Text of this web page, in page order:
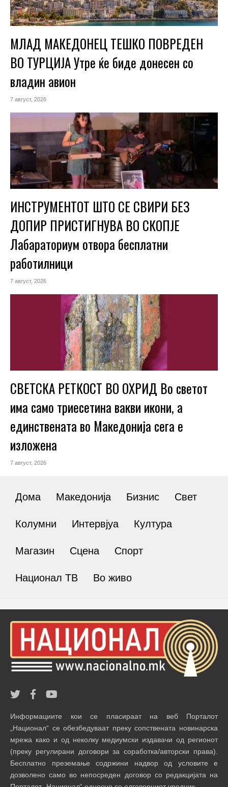
МЛАД МАКЕДОНЕЦ ТЕШКО ПОВРЕДЕН
ВО ТУРЦИЈА Утре ќе биде донесен со
владин авион
7 август, 2026
ИНСТРУМЕНТОТ ШТО СЕ СВИРИ БЕЗ
ДОПИР ПРИСТИГНУВА ВО СКОПЈЕ
Лабараториум отвора бесплатни
работилници
7 август, 2026
СВЕТСКА РЕТКОСТ ВО ОХРИД Во светот
има само триесетина вакви икони, а
единствената во Македонија сега е
изложена
7 август, 2026
Дома Македонија Бизнис Свет
Колумни Интервјуа Култура
Магазин Сцена Спорт
Национал ТВ Во живо
Информациите кои се пласираат на веб Порталот
„Национал“ се обезбедуваат преку сопствената новинарска
мрежа како и од неколку медиумски издавачи од регионот
(преку регулирани договори за соработка/авторски права).
Бесплатно преземање содржини надвор од условите е
дозволено само во непосреден договор со редакцијата на